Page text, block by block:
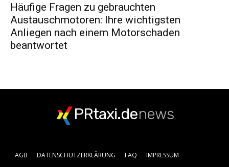
Häufige Fragen zu gebrauchten
Austauschmotoren: Ihre wichtigsten
Anliegen nach einem Motorschaden
beantwortet
PRtaxi.denews
AGB DATENSCHUTZERKLÄRUNG FAQ IMPRESSUM